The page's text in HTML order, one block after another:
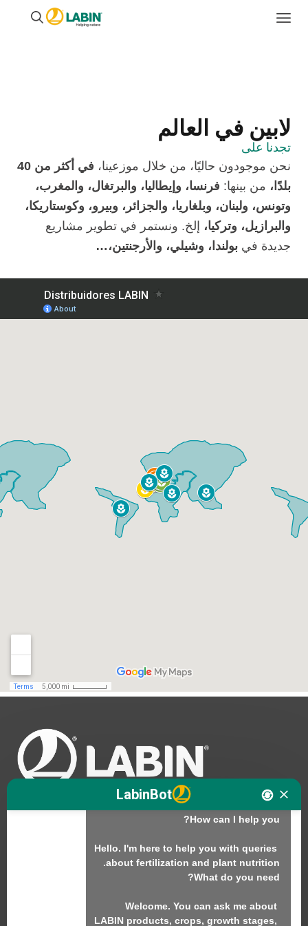
لابين في العالم
تجدنا على
نحن موجودون حاليًا، من خلال موزعينا،
في أكثر من 40
بلدًا، من بينها: فرنسا، وإيطاليا، والبرتغال، والمغرب،
وتونس، ولبنان، وبلغاريا، والجزائر، وبيرو، وكوستاريكا،
والبرازيل، وتركيا، إلخ. ونستمر في تطوير مشاريع
جديدة في بولندا، وشيلي، والأرجنتين،…
نحن
الاستدامة
LabinBot
Hello. I am LABINbot, LABIN's
Hello. I'm here to help you with queries
Welcome. You can ask me about
LABIN products, crops, growth stages,